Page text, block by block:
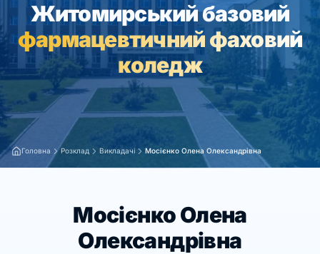
Житомирський базовий
фармацевтичний фаховий
коледж
Головна Розклад Викладачі Мосієнко Олена Олександрівна
Мосієнко Олена
Олександрівна